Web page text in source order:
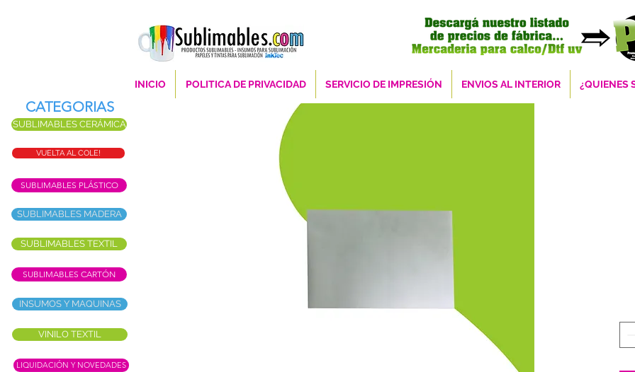
INICIO POLITICA DE PRIVACIDAD SERVICIO DE IMPRESIÓN ENVIOS AL INTERIOR ¿QUIENES
SUBLIMABLES MADERA
SUBLIMABLES PLÁSTICO
SUBLIMABLES TEXTIL
INSUMOS Y MAQUINAS
LIQUIDACIÓN Y NOVEDADES
SUBLIMABLES CARTÓN
SUBLIMABLES CERÁMICA
CATEGORIAS
VINILO TEXTIL
VUELTA AL COLE!